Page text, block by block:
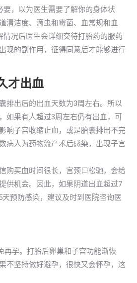
要，以为医生需要了解你的身体状
清洁度、滴虫和霉菌、血常规和血
情况后医生会详细交待打胎药的服药
现的副作用，征得同意后才能够进行
才出血
排出后的出血天数为3周左右。所以
如果有人超过3周左右仍有出血，可
响子宫收缩止血，或是胎囊排出不完
病人为药物流产术后感染，出现子宫
购买血时间很长，宫颈口松驰，会给
供机会。因此，如果阴道出血超过7
预防感染，建议及时到医院咨询医
再孕。打胎后卵巢和子宫功能渐恢
不坚持做好避孕，很快又会怀孕，这